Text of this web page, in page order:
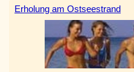
Erholung am Ostseestrand